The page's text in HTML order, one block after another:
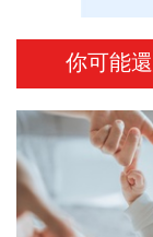
你可能